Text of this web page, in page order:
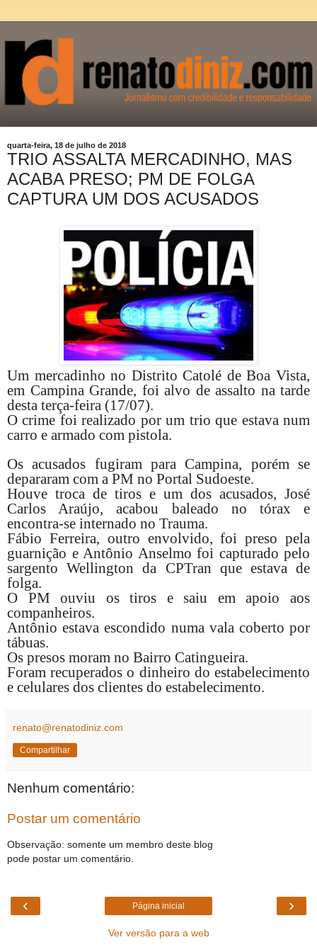
quarta-feira, 18 de julho de 2018
TRIO ASSALTA MERCADINHO, MAS
ACABA PRESO; PM DE FOLGA
CAPTURA UM DOS ACUSADOS
Um mercadinho no Distrito Catolé de Boa Vista,
em Campina Grande, foi alvo de assalto na tarde
desta terça-feira (17/07).
O crime foi realizado por um trio que estava num
carro e armado com pistola.
Os acusados fugiram para Campina, porém se
depararam com a PM no Portal Sudoeste.
Houve troca de tiros e um dos acusados, José
Carlos Araújo, acabou baleado no tórax e
encontra-se internado no Trauma.
Fábio Ferreira, outro envolvido, foi preso pela
guarnição e Antônio Anselmo foi capturado pelo
sargento Wellington da CPTran que estava de
folga.
O PM ouviu os tiros e saiu em apoio aos
companheiros.
Antônio estava escondido numa vala coberto por
tábuas.
Os presos moram no Bairro Catingueira.
Foram recuperados o dinheiro do estabelecimento
e celulares dos clientes do estabelecimento.
renato@renatodiniz.com
Compartilhar
Nenhum comentário:
Postar um comentário
Observação: somente um membro deste blog
pode postar um comentário.
‹ ›
Página inicial
Ver versão para a web